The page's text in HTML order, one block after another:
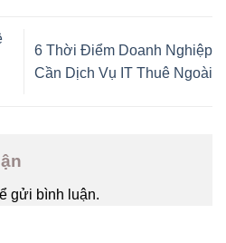
6 Thời Điểm Doanh Nghiệp
Cần Dịch Vụ IT Thuê Ngoài
gửi bình luận.